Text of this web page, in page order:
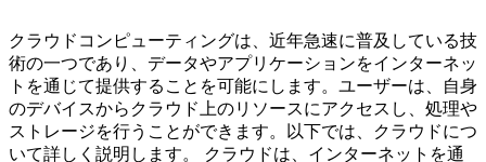
クラウドコンピューティングは、近年急速に普及している技
術の一つであり、データやアプリケーションをインターネッ
トを通じて提供することを可能にします。ユーザーは、自身
のデバイスからクラウド上のリソースにアクセスし、処理や
ストレージを行うことができます。以下では、クラウドにつ
いて詳しく説明します。 クラウドは、インターネットを通